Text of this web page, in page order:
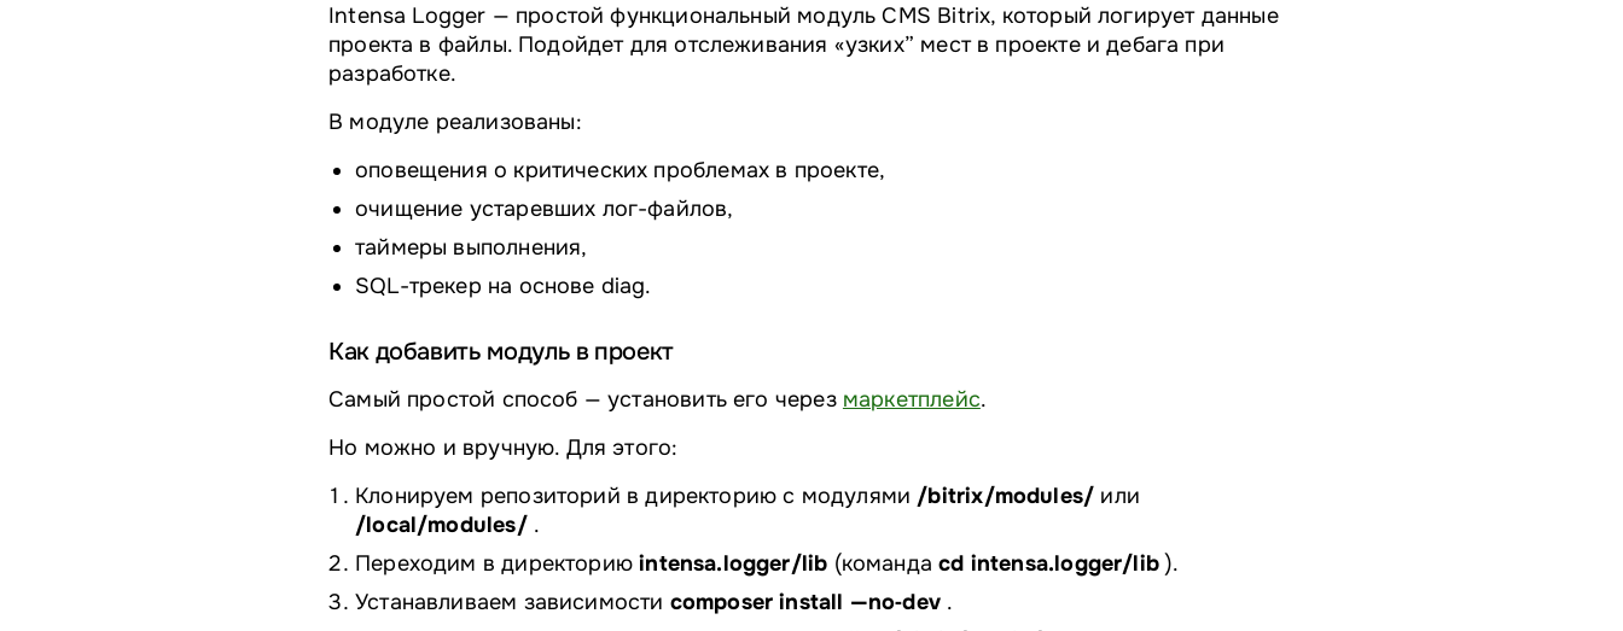
Intensa Logger — простой функциональный модуль CMS Bitrix, который логирует данные
проекта в файлы. Подойдет для отслеживания «‎узких”‎ мест в проекте и дебага при
разработке.
В модуле реализованы:
оповещения о критических проблемах в проекте,
очищение устаревших лог-файлов,
таймеры выполнения,
SQL-трекер на основе diag.
Как добавить модуль в проект
Самый простой способ — установить его через маркетплейс.
Но можно и вручную. Для этого:
Клонируем репозиторий в директорию с модулями /bitrix/modules/ или
/local/modules/.
Переходим в директориюintensa.logger/lib (командаcd intensa.logger/lib).
Устанавливаем зависимости composer install —no‑dev .